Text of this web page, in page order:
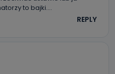
danych osobowych to
i współpracownicy
administratora w jego
to bajki….
REPLY